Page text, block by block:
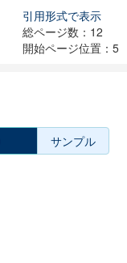
引用形式で表示
総ページ数：12
開始ページ位置：5
サンプル